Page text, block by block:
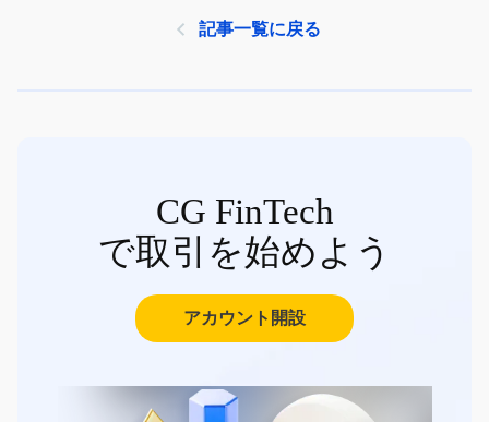
記事一覧に戻る
CG FinTech
で取引を始めよう
アカウント開設